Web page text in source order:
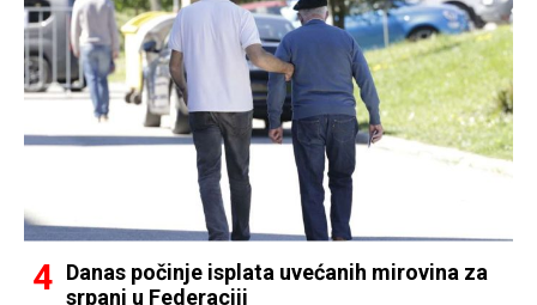
Danas počinje isplata uvećanih mirovina za
srpanj u Federaciji